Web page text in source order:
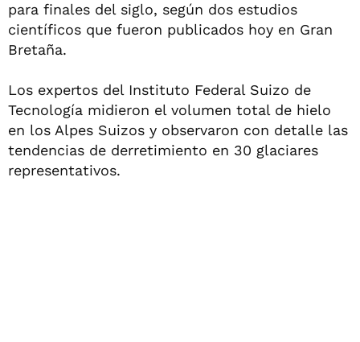
para finales del siglo, según dos estudios
científicos que fueron publicados hoy en Gran
Bretaña.
Los expertos del Instituto Federal Suizo de
Tecnología midieron el volumen total de hielo
en los Alpes Suizos y observaron con detalle las
tendencias de derretimiento en 30 glaciares
representativos.